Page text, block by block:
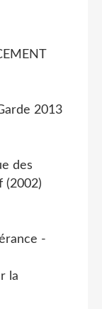
2013
des
(2002)
-
la